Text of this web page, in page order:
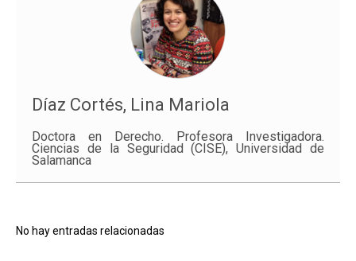
Díaz Cortés, Lina Mariola
Doctora en Derecho. Profesora Investigadora.
Ciencias de la Seguridad (CISE), Universidad de
Salamanca
No hay entradas relacionadas